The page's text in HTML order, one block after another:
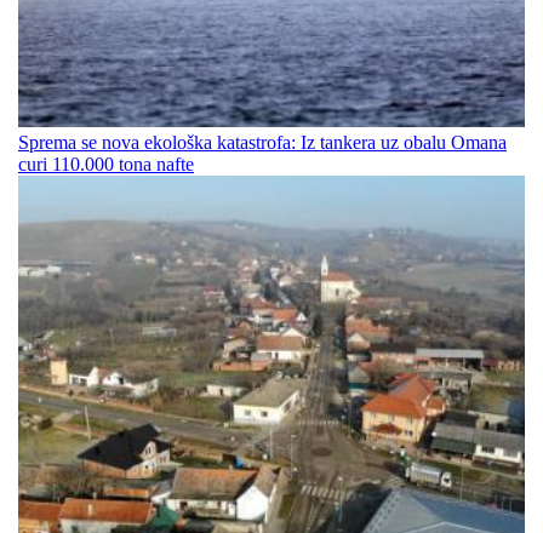
Sprema se nova ekološka katastrofa: Iz tankera uz obalu Omana
curi 110.000 tona nafte